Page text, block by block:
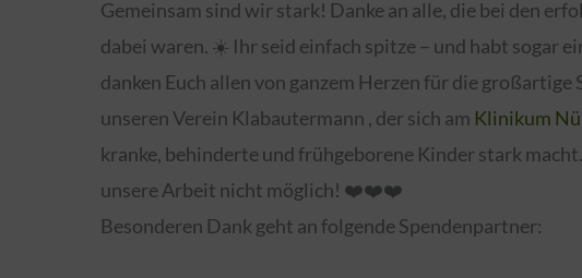
Gemeinsam sind wir stark! Danke an alle, die bei den
dabei waren. ☀️ Ihr seid einfach spitze – und habt sogar
danken Euch allen von ganzem Herzen für die großartige
unseren Verein Klabautermann , der sich am Klinikum
kranke, behinderte und frühgeborene Kinder stark
unsere Arbeit nicht möglich! ❤️❤️❤️
Besonderen Dank geht an folgende Spendenpartner: